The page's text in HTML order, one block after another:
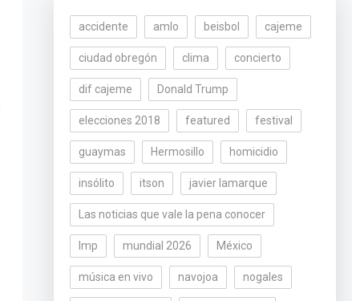
accidente amlo beisbol cajeme
ciudad obregón clima concierto
dif cajeme Donald Trump
elecciones 2018 featured festival
guaymas Hermosillo homicidio
insólito itson javier lamarque
Las noticias que vale la pena conocer
lmp mundial 2026 México
música en vivo navojoa nogales